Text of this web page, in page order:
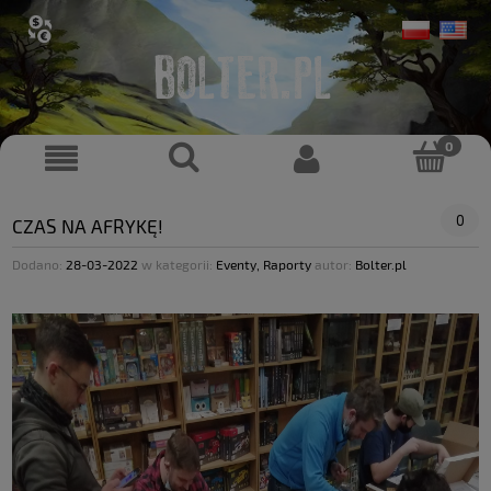
CZAS NA AFRYKĘ! 0
Dodano: 28-03-2022 w kategorii: Eventy Raporty autor: Bolter.pl